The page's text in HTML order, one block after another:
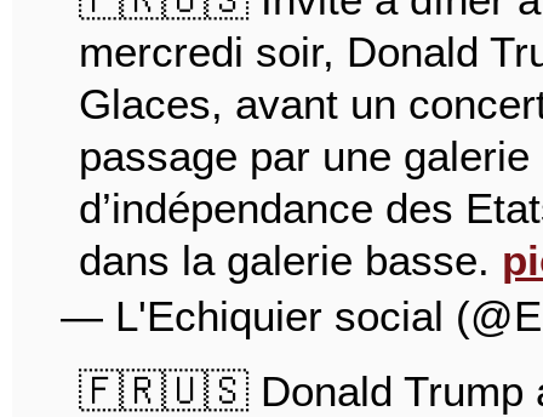
mercredi soir, Donald
Glaces, avant un
passage par une
d’indépendance des
dans la galerie basse.
— L'Echiquier social
🇫🇷🇺🇸 Donald Trump a